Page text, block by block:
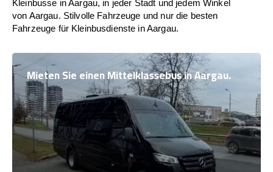
Kleinbusse in Aargau, in jeder Stadt und jedem Winkel
von Aargau. Stilvolle Fahrzeuge und nur die besten
Fahrzeuge für Kleinbusdienste in Aargau.
Mieten Sie einen Mittelklassebus in Aargau.